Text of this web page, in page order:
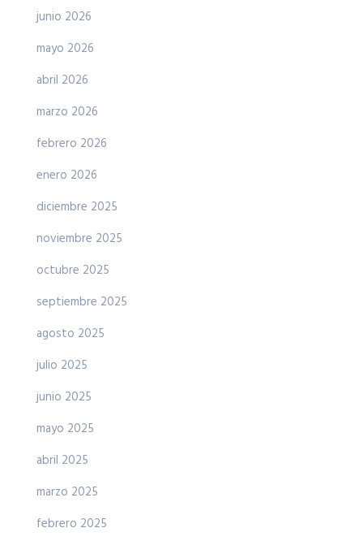
junio 2026
mayo 2026
abril 2026
marzo 2026
febrero 2026
enero 2026
diciembre 2025
noviembre 2025
octubre 2025
septiembre 2025
agosto 2025
julio 2025
junio 2025
mayo 2025
abril 2025
marzo 2025
febrero 2025